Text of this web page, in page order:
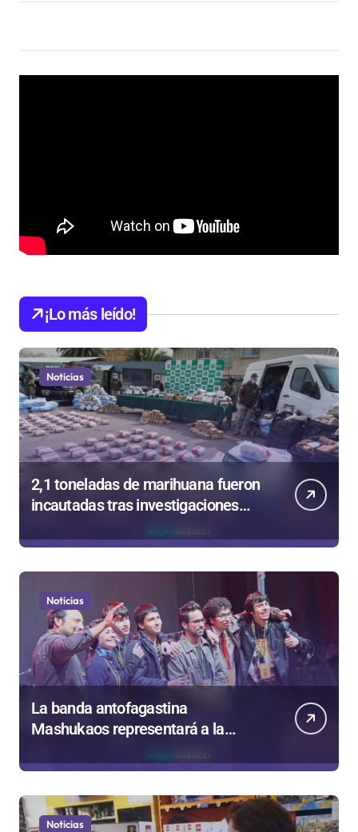
¡Lo más leído!
Noticias
2,1 toneladas de marihuana fueron
incautadas tras investigaciones
Noticias
La banda antofagastina
Mashukaos representará a la
de Valparaíso
Noticias